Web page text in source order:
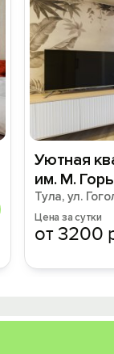
Уютная
им. М.
Тула, ул.
Цена за сутки
от 3200